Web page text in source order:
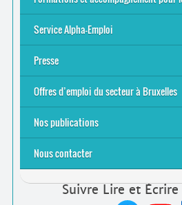
S’initier
Se former
Se rencontrer
Être accompagné·e
Service Alpha-Emploi
Équipe et contacts
Accompagnement individuel
Accompagnement collectif
Folder Service Alpha-Emploi
Presse
2021
2024
2025
Offres d’emploi du secteur à Bruxelles
Emplois rémunérés
Bénévolat
Candidature spontanée à Lire et
Nos publications
Nous contacter
Suivre Lire et